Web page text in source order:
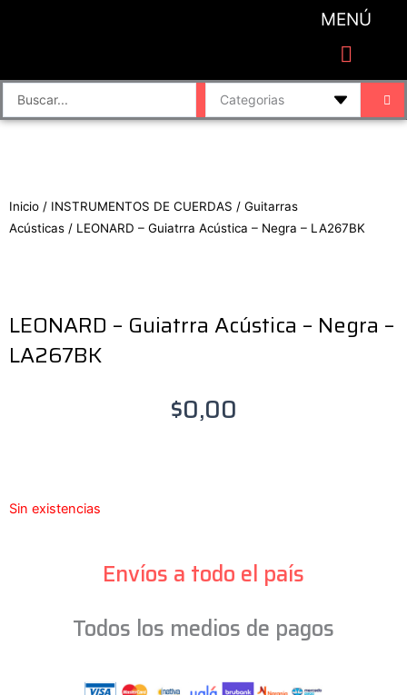
MENÚ
Search
...
Inicio / INSTRUMENTOS DE CUERDAS / Guitarras
Acústicas / LEONARD – Guiatrra Acústica – Negra – LA267BK
LEONARD – Guiatrra Acústica – Negra –
LA267BK
$0,00
Sin existencias
Envíos a todo el país
Todos los medios de pagos